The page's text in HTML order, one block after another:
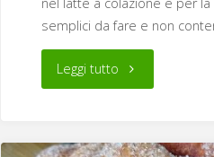
semplici da fare e non
Leggi tutto"Savoiardi"